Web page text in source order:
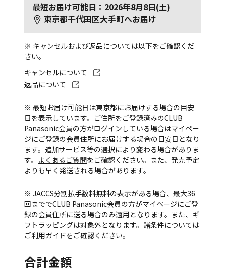
最短お届け可能日：2026年8月8日(土)
東京都千代田区大手町へお届け
※ キャンセルおよび返品については以下をご確認くだ
さい。
キャンセルについて
返品について
※ 最短お届け可能日は東京都にお届けする場合の目安
日を表示しています。ご住所をご登録済みのCLUB
Panasonic会員の方がログインしている場合はマイペー
ジにご登録の会員住所にお届けする場合の目安日となり
ます。追加サービス等の選択により変わる場合がありま
す。 よくあるご質問をご確認ください。また、発売予定
よりも早く発送される場合があります。
※ JACCS分割払手数料無料の表示がある場合、最大36
回まででCLUB Panasonic会員の方がマイページにご登
録の会員住所に送る場合のみ適用となります。また、ギ
フトラッピングは対象外となります。諸条件については
ご利用ガイドをご確認ください。
合計金額